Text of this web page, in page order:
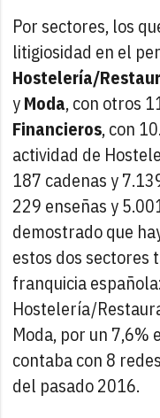
Por sectores, los
litigiosidad en el
Hostelería/
yModa, con otros
Financieros, con
actividad de
187 cadenas y
229 enseñas y
demostrado que
estos dos sectores
franquicia
Hostelería/
Moda, por un 7,6%
contaba con 8
del pasado 2016.